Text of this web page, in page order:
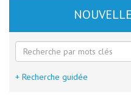
+ Recherche guidée